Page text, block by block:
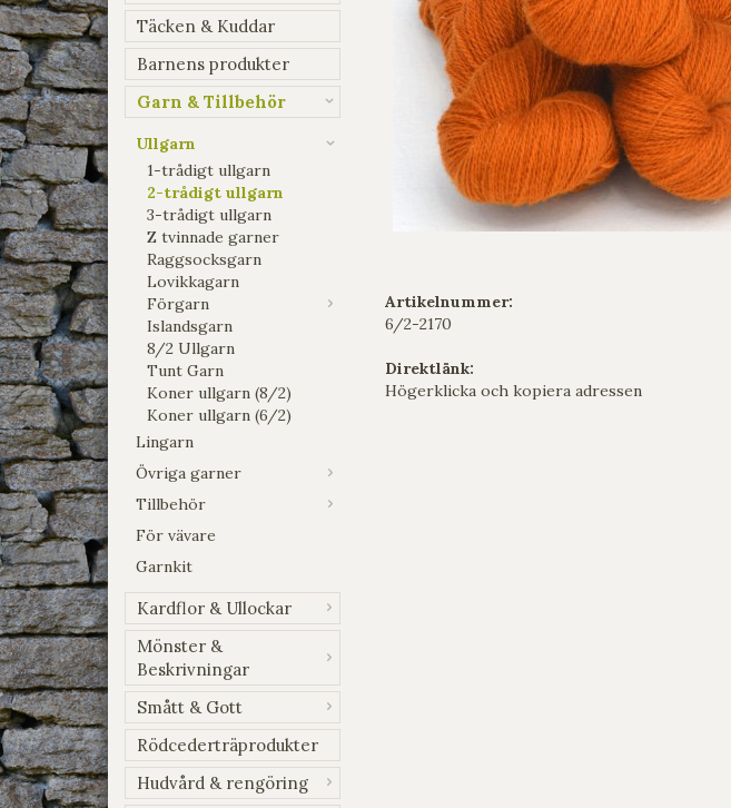
Täcken & Kuddar
Barnens produkter
Garn & Tillbehör
Ullgarn
1-trådigt ullgarn
2-trådigt ullgarn
3-trådigt ullgarn
Z tvinnade garner
Raggsocksgarn
Lovikkagarn
Förgarn
Islandsgarn
8/2 Ullgarn
Tunt Garn
Koner ullgarn (8/2)
Koner ullgarn (6/2)
Lingarn
Övriga garner
Tillbehör
För vävare
Garnkit
Kardflor & Ullockar
Mönster &
Beskrivningar
Smått & Gott
Rödcederträprodukter
Hudvård & rengöring
Artikelnummer:
6/2-2170
Direktlänk:
Högerklicka och kopiera adressen